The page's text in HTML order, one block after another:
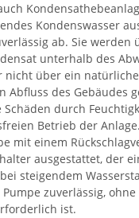
Kondenswasser
ab. Sie werden
unterhalb des
nicht über ein
Abfluss des Gebäudes
durch
Betrieb der
mit einem
ausgestattet, der
steigendem
zuverlässig, ohne
ist.